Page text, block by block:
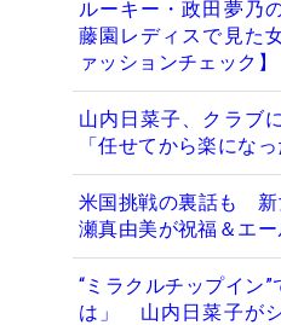
ルーキー・政田夢乃
藤園レディスで見た
ァッションチェック】
山内日菜子、クラブ
「任せてから楽にな
米国挑戦の裏話も 新
瀬真由美が祝福＆エー
“ミラクルチップイン
は」 山内日菜子が